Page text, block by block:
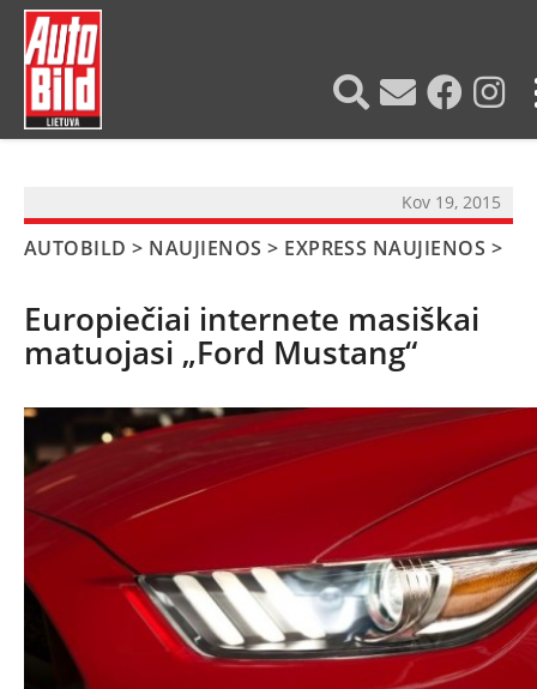
Kov 19, 2015
AUTOBILD > NAUJIENOS > EXPRESS NAUJIENOS >
Europiečiai internete masiškai
matuojasi „Ford Mustang“